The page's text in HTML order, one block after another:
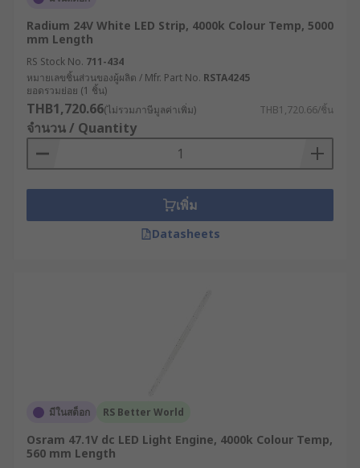
Radium 24V White LED Strip, 4000k Colour Temp, 5000
mm Length
RS Stock No. 711-434
หมายเลขชิ้นส่วนของผู้ผลิต / Mfr. Part No. RSTA4245
ยอดรวมย่อย (1 ชิ้น)
THB1,720.66(ไม่รวมภาษีมูลค่าเพิ่ม) THB1,720.66/ชิ้น
จำนวน / Quantity
เพิ่ม
Datasheets
มีในสต็อก RS Better World
Osram 47.1V dc LED Light Engine, 4000k Colour Temp,
560 mm Length